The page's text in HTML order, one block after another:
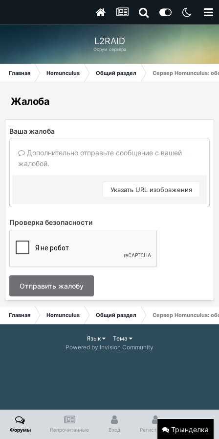
L2RAID
Форум сервера
Главная Homunculus Общий раздел Сервер Homunculus:
Жалоба
Ваша жалоба
Дополнительно отправьте сообщение с вашей
жалобой.
Указать URL изображения
Проверка безопасности
Отправить жалобу
Главная Homunculus Общий раздел Сервер Homunculus:
Трынделка
Язык
Тема
Powered by Invision Community
Форумы Непрочитанные Вход Регистрация Больше